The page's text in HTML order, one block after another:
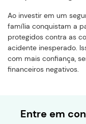
Ao investir em um
família conquistam a
protegidos contra as
acidente inesperado.
com mais confiança,
financeiros negativos.
Entre em